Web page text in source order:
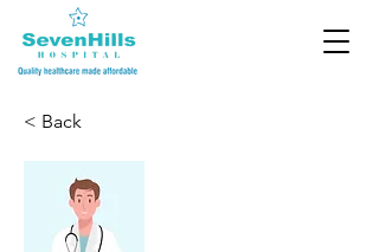
< Back